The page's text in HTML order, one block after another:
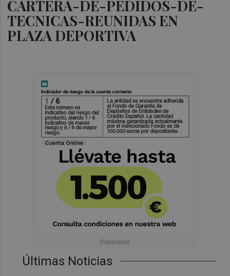
CARTERA-DE-PEDIDOS-DE-
TECNICAS-REUNIDAS EN
PLAZA DEPORTIVA
Últimas Noticias